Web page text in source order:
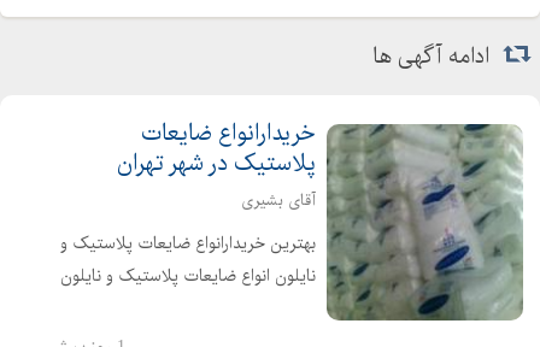
ادامه آگهی ها
خریدارانواع ضایعات
پلاستیک در شهر تهران
آقای بشیری
بهترین خریدارانواع ضایعات پلاستیک و
نایلون انواع ضایعات پلاستیک و نایلون
فروش انواع مواد و ضایعات پلاستیک